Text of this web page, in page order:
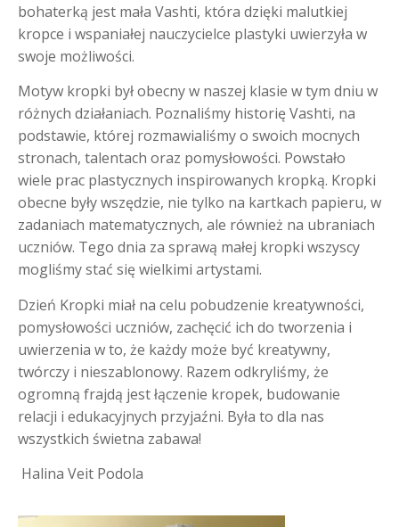
bohaterką jest mała Vashti, która dzięki malutkiej
kropce i wspaniałej nauczycielce plastyki uwierzyła w
swoje możliwości.
Motyw kropki był obecny w naszej klasie w tym dniu w
różnych działaniach. Poznaliśmy historię Vashti, na
podstawie, której rozmawialiśmy o swoich mocnych
stronach, talentach oraz pomysłowości. Powstało
wiele prac plastycznych inspirowanych kropką. Kropki
obecne były wszędzie, nie tylko na kartkach papieru, w
zadaniach matematycznych, ale również na ubraniach
uczniów. Tego dnia za sprawą małej kropki wszyscy
mogliśmy stać się wielkimi artystami.
Dzień Kropki miał na celu pobudzenie kreatywności,
pomysłowości uczniów, zachęcić ich do tworzenia i
uwierzenia w to, że każdy może być kreatywny,
twórczy i nieszablonowy. Razem odkryliśmy, że
ogromną frajdą jest łączenie kropek, budowanie
relacji i edukacyjnych przyjaźni. Była to dla nas
wszystkich świetna zabawa!
Halina Veit Podola